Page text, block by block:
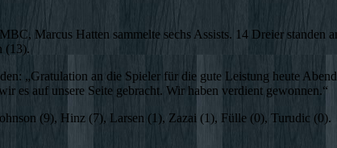
Marcus Hatten sammelte sechs Assists. 14 Dreier standen
(13).
„Gratulation an die Spieler für die gute Leistung heute
es auf unsere Seite gebracht. Wir haben verdient gewonnen.“
(9), Hinz (7), Larsen (1), Zazai (1), Fülle (0), Turudic (0).